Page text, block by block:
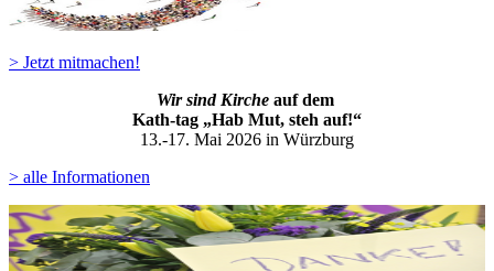
> Jetzt mitmachen!
Wir sind Kirche auf dem
Kath-tag „Hab Mut, steh auf!“
13.-17. Mai 2026 in Würzburg
> alle Informationen